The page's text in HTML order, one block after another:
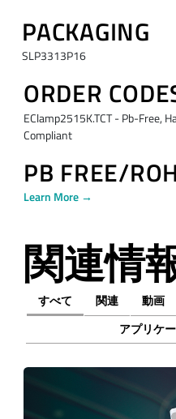
PACKAGING
SLP3313P16
ORDER
EClamp2515K.TCT - Pb-Free,
Compliant
PB FREE/
Learn More →
関連情
すべて 関連 動画
アプリケ